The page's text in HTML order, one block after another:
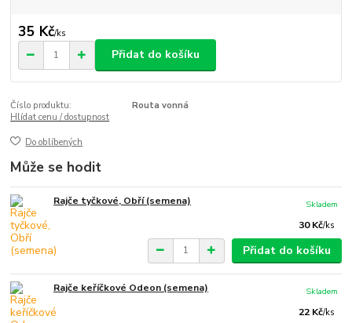
35 Kč/ks
Přidat do košíku
Číslo produktu:
Routa vonná
Hlídat cenu / dostupnost
Do oblíbených
Může se hodit
Rajče tyčkové, Obří (semena)
30 Kč/ks
Skladem
Přidat do košíku
Rajče keříčkové Odeon (semena)
22 Kč/ks
Skladem